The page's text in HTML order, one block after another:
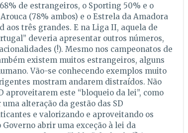
de estrangeiros, o Sporting 50% e o
(78% ambos) e o Estrela da Amadora
aos três grandes. E na Liga II, aquela de
deveria apresentar outros números,
(!). Mesmo nos campeonatos de
existem muitos estrangeiros, alguns
Vão-se conhecendo exemplos muito
mostram andarem distraídos. Não
aproveitarem este “bloqueio da lei”, como
alteração da gestão das SD
e valorizando e aproveitando os
abrir uma exceção à lei da